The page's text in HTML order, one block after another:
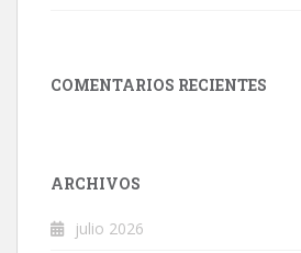
COMENTARIOS RECIENTES
ARCHIVOS
julio 2026